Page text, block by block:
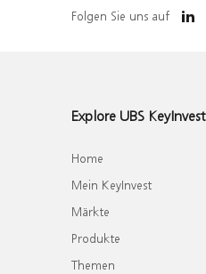
Folgen Sie uns auf
Explore UBS KeyInvest
Home
Mein KeyInvest
Märkte
Produkte
Themen